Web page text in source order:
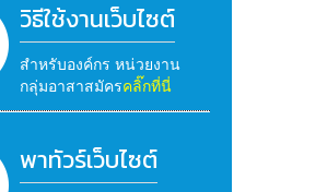
วิธีใช้งานเว็บไซต์
สำหรับองค์กร หน่วยงาน
กลุ่มอาสาสมัครคลิ๊กที่นี่
พาทัวร์เว็บไซต์